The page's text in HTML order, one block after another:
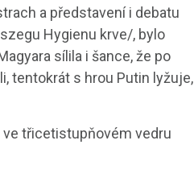
a představení i debatu
Hygienu krve/, bylo
sílila i šance, že po
tentokrát s hrou Putin lyžuje,
ve třicetistupňovém vedru